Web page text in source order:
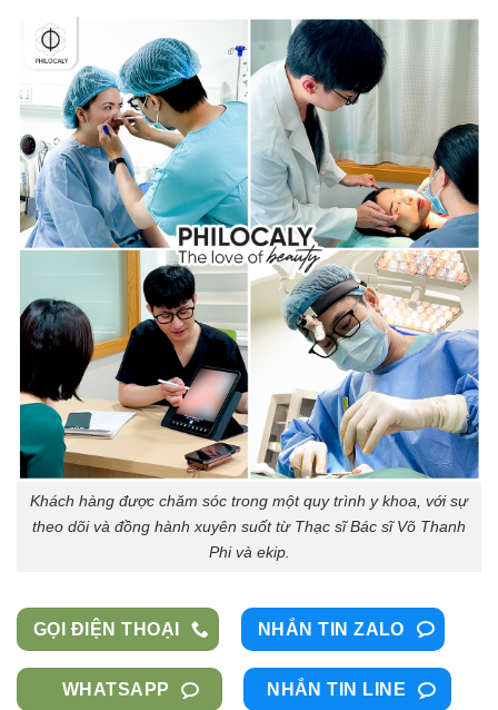
Khách hàng được chăm sóc trong một quy trình y khoa, với sự
theo dõi và đồng hành xuyên suốt từ Thạc sĩ Bác sĩ Võ Thanh
Phi và ekip.
GỌI ĐIỆN THOẠI NHẮN TIN ZALO
WHATSAPP NHẮN TIN LINE